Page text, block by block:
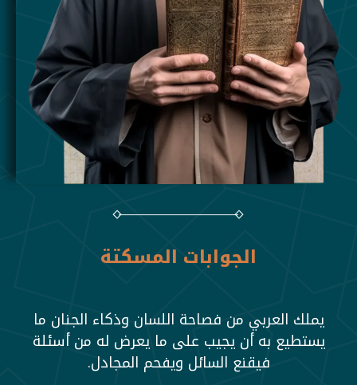
الجوابات المسكتة
يملك العربي من فصاحة اللسان وذكاء الجنان ما
يستطيع به أن يجيب على ما يعرض له من أسئلة
فيقنع السائل ويفحم المجادل.